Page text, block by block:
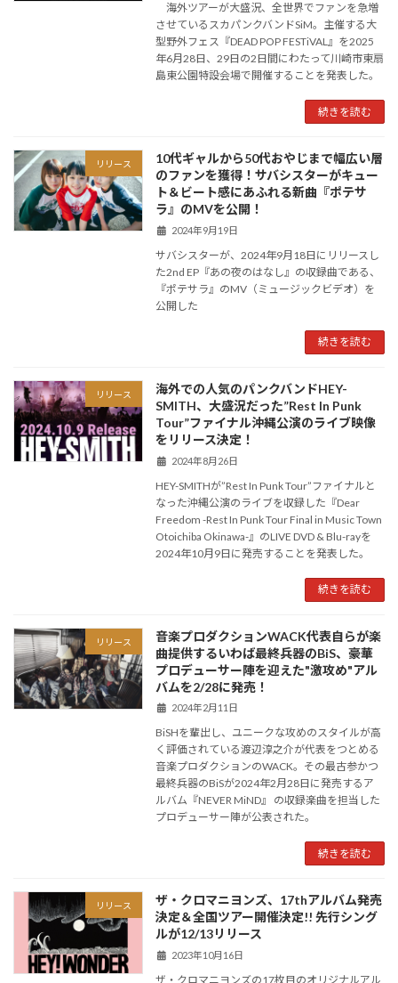
海外ツアーが大盛況、全世界でファンを急増
させているスカパンクバンドSiM。主催する大
型野外フェス『DEAD POP FESTiVAL』を2025
年6月28日、29日の2日間にわたって川崎市東扇
島東公園特設会場で開催することを発表した。
続きを読む
リリース
10代ギャルから50代おやじまで幅広い層
のファンを獲得！サバシスターがキュー
ト＆ビート感にあふれる新曲『ポテサ
ラ』のMVを公開！
2024年9月19日
サバシスターが、2024年9月18日にリリースし
た2nd EP『あの夜のはなし』の収録曲である、
『ポテサラ』のMV（ミュージックビデオ）を
公開した
続きを読む
リリース
海外での人気のパンクバンドHEY-
SMITH、大盛況だった”Rest In Punk
Tour”ファイナル沖縄公演のライブ映像
をリリース決定！
2024年8月26日
HEY-SMITHが”Rest In Punk Tour”ファイナルと
なった沖縄公演のライブを収録した『Dear
Freedom -Rest In Punk Tour Final in Music Town
Otoichiba Okinawa-』のLIVE DVD & Blu-rayを
2024年10月9日に発売することを発表した。
続きを読む
リリース
音楽プロダクションWACK代表自らが楽
曲提供するいわば最終兵器のBiS、豪華
プロデューサー陣を迎えた"激攻め"アル
バムを2/28に発売！
2024年2月11日
BiSHを輩出し、ユニークな攻めのスタイルが高
く評価されている渡辺淳之介が代表をつとめる
音楽プロダクションのWACK。その最古参かつ
最終兵器のBiSが2024年2月28日に発売するア
ルバム『NEVER MiND』 の収録楽曲を担当した
プロデューサー陣が公表された。
続きを読む
リリース
ザ・クロマニヨンズ、17thアルバム発売
決定＆全国ツアー開催決定!! 先行シング
ルが12/13リリース
2023年10月16日
ザ・クロマニヨンズの17枚目のオリジナルアル